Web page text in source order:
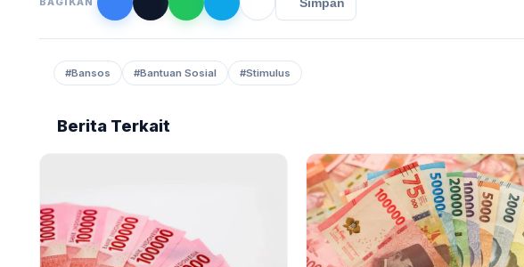
#Bansos #Bantuan Sosial #Stimulus
Berita Terkait